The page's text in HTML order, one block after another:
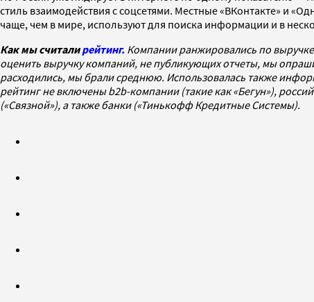
стиль взаимодействия с соцсетями. Местные «ВКонтакте» и
чаще, чем в мире, используют для поиска информации и в
Как мы считалирейтинг. Компании ранжировались по
оценить выручку компаний, не публикующих отчеты, мы
расходились, мы брали среднюю. Использовалась также
рейтинг не включены b2b-компании (такие как «Бегун»),
(«Связной»), а также банки («Тинькофф Кредитные Системы).